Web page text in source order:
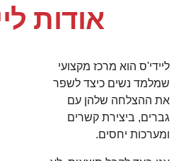
אודות
ליידי'ס הוא מרכז מקצועי
שמלמד נשים כיצד לשפר
את ההצלחה שלהן עם
גברים, ביצירת קשרים
ומערכות יחסים.